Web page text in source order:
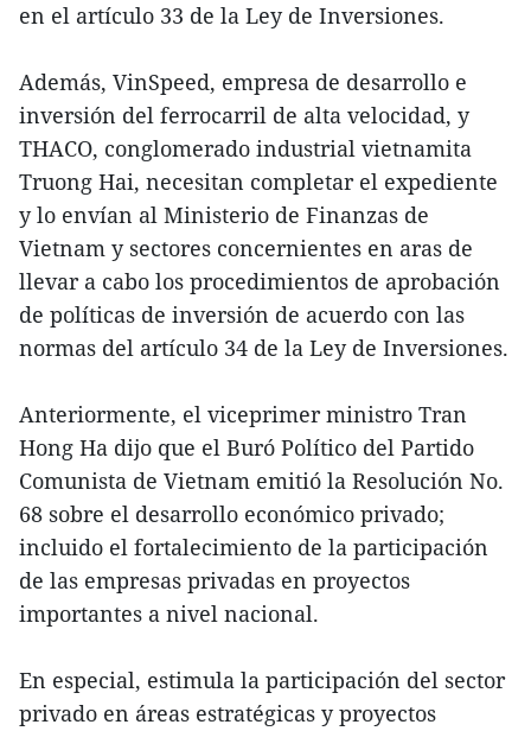
en el artículo 33 de la Ley de Inversiones.
Además, VinSpeed, empresa de desarrollo e
inversión del ferrocarril de alta velocidad, y
THACO, conglomerado industrial vietnamita
Truong Hai, necesitan completar el expediente
y lo envían al Ministerio de Finanzas de
Vietnam y sectores concernientes en aras de
llevar a cabo los procedimientos de aprobación
de políticas de inversión de acuerdo con las
normas del artículo 34 de la Ley de Inversiones.
Anteriormente, el viceprimer ministro Tran
Hong Ha dijo que el Buró Político del Partido
Comunista de Vietnam emitió la Resolución No.
68 sobre el desarrollo económico privado;
incluido el fortalecimiento de la participación
de las empresas privadas en proyectos
importantes a nivel nacional.
En especial, estimula la participación del sector
privado en áreas estratégicas y proyectos